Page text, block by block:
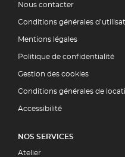
Nous contacter
Conditions générales
Mentions légales
Politique de confidentialité
Gestion des cookies
Conditions générales de
Accessibilité
NOS SERVICES
Atelier